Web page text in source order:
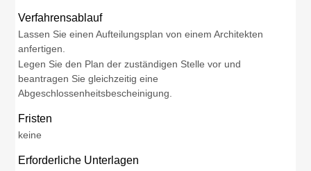
Verfahrensablauf
Lassen Sie einen Aufteilungsplan von einem Architekten
anfertigen.
Legen Sie den Plan der zuständigen Stelle vor und
beantragen Sie gleichzeitig eine
Abgeschlossenheitsbescheinigung.
Fristen
keine
Erforderliche Unterlagen